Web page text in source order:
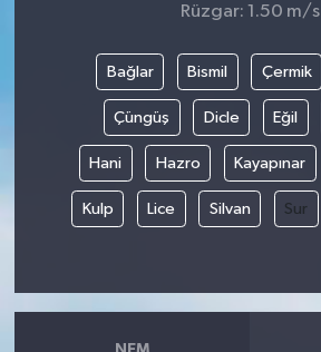
Rüzgar: 1.50 m/s
Bağlar Bismil Çermik
Çüngüş Dicle Eğil
Hani Hazro Kayapınar
Kulp Lice Silvan Sur